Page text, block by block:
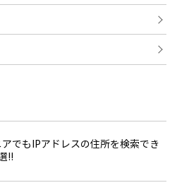
でもIPアドレスの住所を検索でき
!!